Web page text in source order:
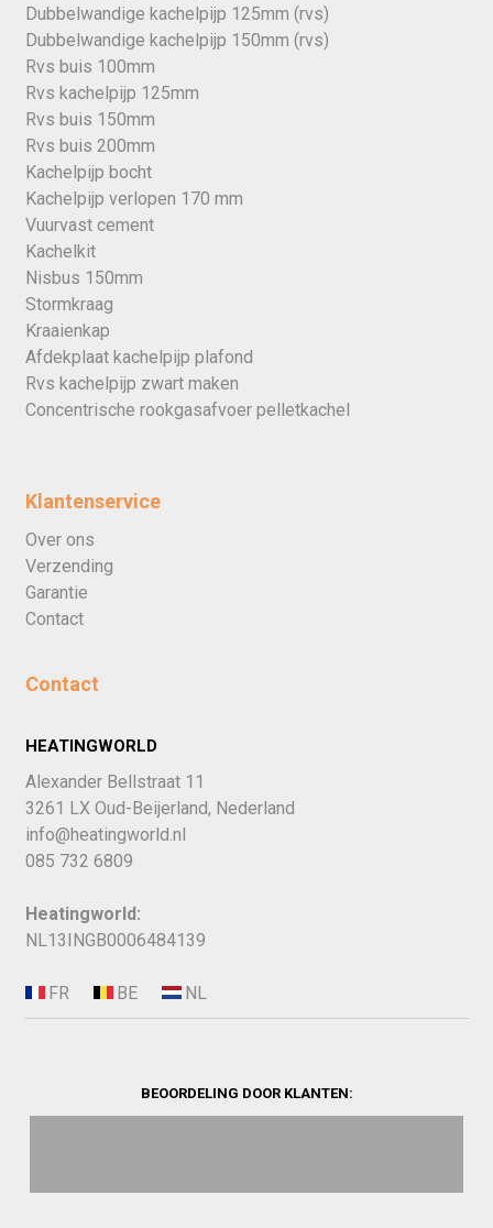
Dubbelwandige kachelpijp 125mm (rvs)
Dubbelwandige kachelpijp 150mm (rvs)
Rvs buis 100mm
Rvs kachelpijp 125mm
Rvs buis 150mm
Rvs buis 200mm
Kachelpijp bocht
Kachelpijp verlopen 170 mm
Vuurvast cement
Kachelkit
Nisbus 150mm
Stormkraag
Kraaienkap
Afdekplaat kachelpijp plafond
Rvs kachelpijp zwart maken
Concentrische rookgasafvoer pelletkachel
Klantenservice
Over ons
Verzending
Garantie
Contact
Contact
HEATINGWORLD
Alexander Bellstraat 11
3261 LX Oud-Beijerland, Nederland
info@heatingworld.nl
085 732 6809
Heatingworld:
NL13INGB0006484139
BEOORDELING DOOR KLANTEN: